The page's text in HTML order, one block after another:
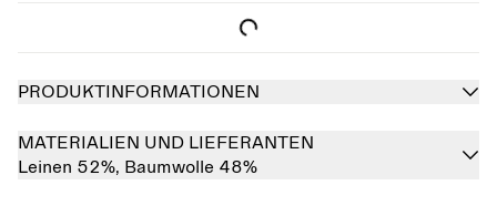
PRODUKTINFORMATIONEN
MATERIALIEN UND LIEFERANTEN
Leinen 52%, Baumwolle 48%